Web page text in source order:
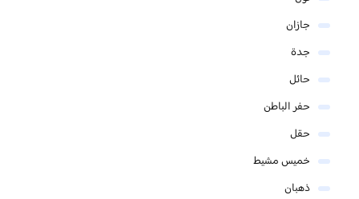
جازان
جدة
حائل
حفر الباطن
حقل
خميس مشيط
ذهبان